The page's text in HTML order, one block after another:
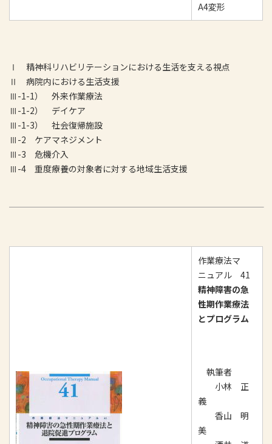
A4変形
Ⅰ 精神科リハビリテーションにおける生活を支える視点
Ⅱ 病院内における生活支援
Ⅲ-1-1） 外来作業療法
Ⅲ-1-2） デイケア
Ⅲ-1-3） 社会復帰施設
Ⅲ-2 ケアマネジメント
Ⅲ-3 危機介入
Ⅲ-4 重度療養の対象者に対する地域生活支援
作業療法マ
ニュアル 41
精神障害の急
性期作業療法
とプログラム
執筆者
小林 正
義
香山 明
美